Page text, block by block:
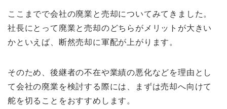
ここまでで会社の廃業と売却についてみてきました。
社長にとって廃業と売却のどちらがメリットが大きい
かといえば、断然売却に軍配が上がります。
そのため、後継者の不在や業績の悪化などを理由とし
て会社の廃業を検討する際には、まずは売却へ向けて
舵を切ることをおすすめします。